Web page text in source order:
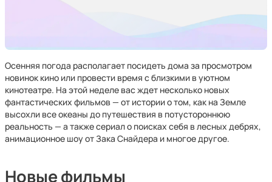
Осенняя погода располагает посидеть дома за просмотром
новинок кино или провести время с близкими в уютном
кинотеатре. На этой неделе вас ждет несколько новых
фантастических фильмов — от истории о том, как на Земле
высохли все океаны до путешествия в потустороннюю
реальность — а также сериал о поисках себя в лесных дебрях,
анимационное шоу от Зака Снайдера и многое другое.
Новые фильмы